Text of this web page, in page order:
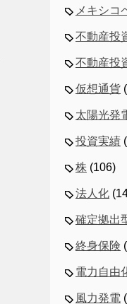
メキシコ
不動産投
不動産投
仮想通貨
太陽光発
投資実績
株 (106)
法人化
確定拠出
終身保険
電力自由
風力発電